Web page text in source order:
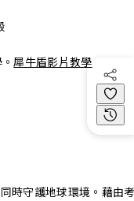
犀牛盾影片教學
時守護地球環境。藉由